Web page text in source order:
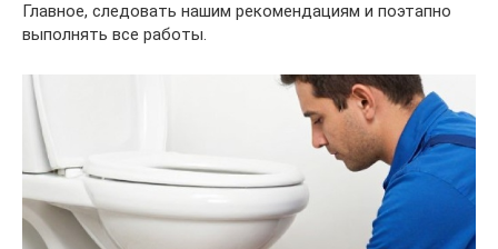
Главное, следовать нашим рекомендациям и поэтапно
выполнять все работы.